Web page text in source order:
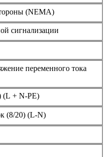
(NEMA)
сигнализации
переменного тока
(L + N-PE)
(8/20) (L-N)